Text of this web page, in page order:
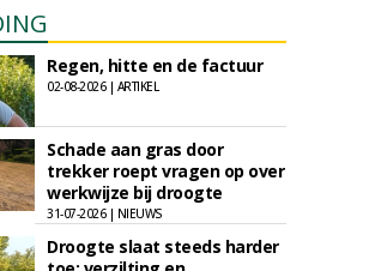
Regen, hitte en de factuur
02-08-2026 | ARTIKEL
Schade aan gras door
trekker roept vragen op over
werkwijze bij droogte
31-07-2026 | NIEUWS
Droogte slaat steeds harder